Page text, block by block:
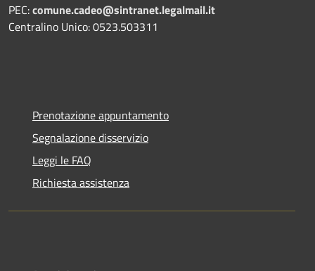
PEC:comune.cadeo@sintranet.legalmail.it
Centralino Unico: 0523.503311
Prenotazione appuntamento
Segnalazione disservizio
Leggi le FAQ
Richiesta assistenza